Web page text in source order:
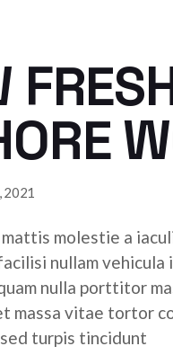
2021
mattis molestie a
nullam vehicula
nulla porttitor
massa vitae tortor
turpis tincidunt